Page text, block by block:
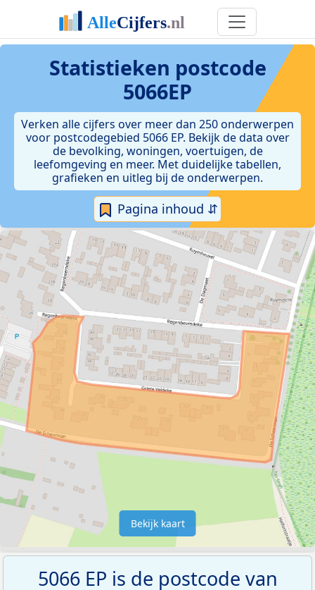
Statistieken postcode
5066EP
Verken alle cijfers over meer dan 250 onderwerpen
voor postcodegebied 5066 EP. Bekijk de data over
de bevolking, woningen, voertuigen, de
leefomgeving en meer. Met duidelijke tabellen,
grafieken en uitleg bij de onderwerpen.
Pagina inhoud ⇵
Bekijk kaart
5066 EP is de postcode van